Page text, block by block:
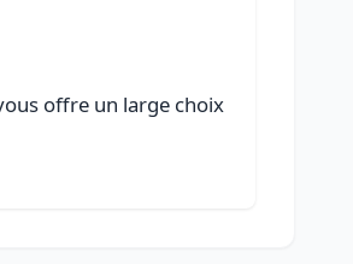
offre un large choix